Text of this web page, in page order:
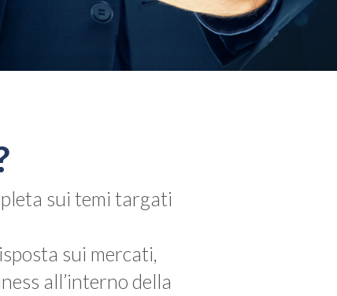
sui temi targati
sui mercati,
all’interno della